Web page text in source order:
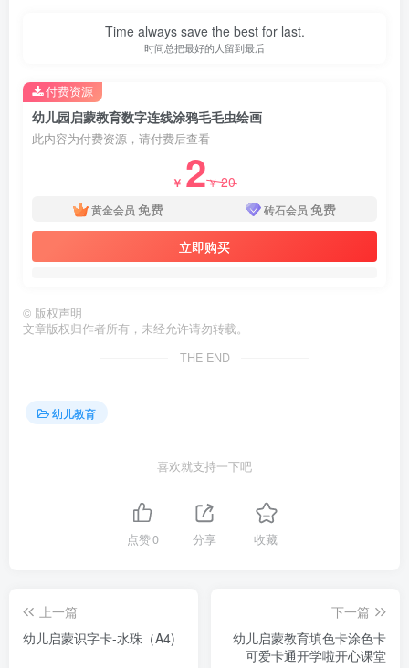
结论与建议：
手眼协调训练与正向激励有机结合，是幼儿园数学启蒙的有
效工具。建议教师或家长在使用时，先引导孩子观察毛毛虫
的整体形态，再逐步完成连线；对于年龄较小的幼儿（3-4
岁），可先完成1-20的数字连线，分阶段推进。完成全部连
线后，鼓励孩子讲述自己画的毛毛虫故事，进一步巩固数字
功能，又通过毛毛虫形象和鼓励语提升了趣味性。其70个数
字的容量适中，既不会因数量过少而缺乏挑战，也不会因过
料。
2. 可配合数字儿歌或手指操，在连线前先带领孩子大声朗读
的成就感。
Time always save the best for last.
时间总把最好的人留到最后
幼儿园启蒙教育数字连线涂鸦毛毛虫绘画
此内容为付费资源，请付费后查看
￥ 2￥20
黄金会员 免费 砖石会员 免费
立即购买
付费资源
© 版权声明
文章版权归作者所有，未经允许请勿转载。
THE END
幼儿教育
喜欢就支持一下吧
点赞0 分享 收藏
上一篇
幼儿启蒙识字卡-水珠（A4)
下一篇
幼儿启蒙教育填色卡涂色卡
可爱卡通开学啦开心课堂